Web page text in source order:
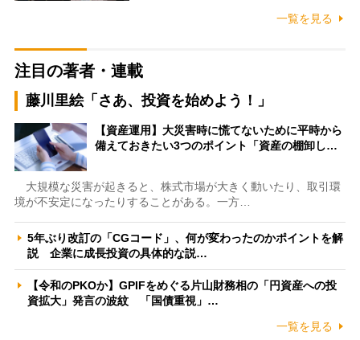
一覧を見る
注目の著者・連載
藤川里絵「さあ、投資を始めよう！」
【資産運用】大災害時に慌てないために平時から
備えておきたい3つのポイント「資産の棚卸し…
大規模な災害が起きると、株式市場が大きく動いたり、取引環
境が不安定になったりすることがある。一方…
5年ぶり改訂の「CGコード」、何が変わったのかポイントを解
説 企業に成長投資の具体的な説…
【令和のPKOか】GPIFをめぐる片山財務相の「円資産への投
資拡大」発言の波紋 「国債重視」…
一覧を見る